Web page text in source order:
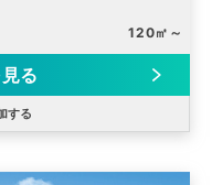
120㎡～
る
する